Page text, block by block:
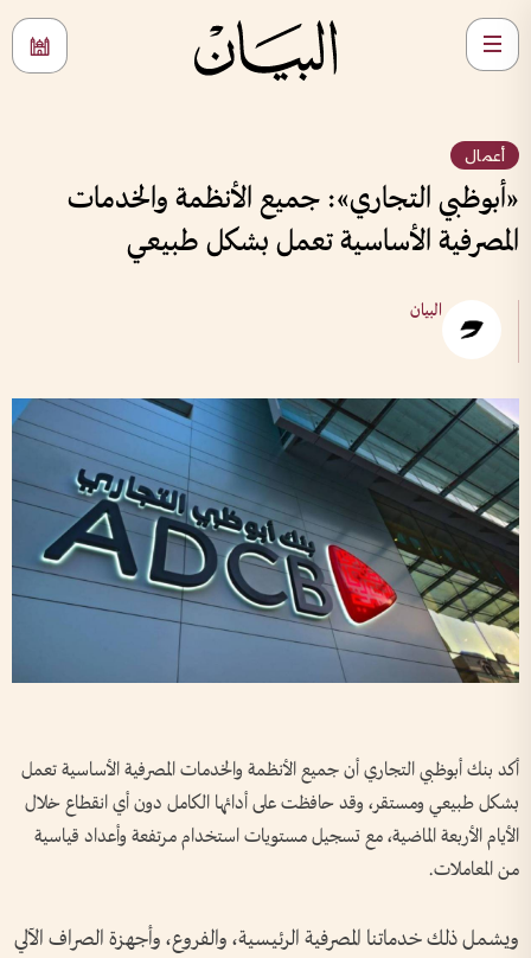
أعمال
«أبوظبي التجاري»: جميع الأنظمة والخدمات
المصرفية الأساسية تعمل بشكل طبيعي
البيان
أكد بنك أبوظبي التجاري أن جميع الأنظمة والخدمات المصرفية الأساسية تعمل
بشكل طبيعي ومستقر، وقد حافظت على أدائها الكامل دون أي انقطاع خلال
الأيام الأربعة الماضية، مع تسجيل مستويات استخدام مرتفعة وأعداد قياسية
من المعاملات.
ويشمل ذلك خدماتنا المصرفية الرئيسية، والفروع، وأجهزة الصراف الآلي